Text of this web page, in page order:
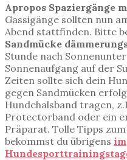
Apropos Spaziergänge
Gassigänge sollten nun
Abend stattfinden. Bitte
Sandmücke
Stunde nach
Sonnenaufgang auf der
Zeiten sollte sich dein
gegen Sandmücken
Hundehalsband tragen,
Protectorband oder ein
Präparat. Tolle Tipps
bekommst du übrigens im